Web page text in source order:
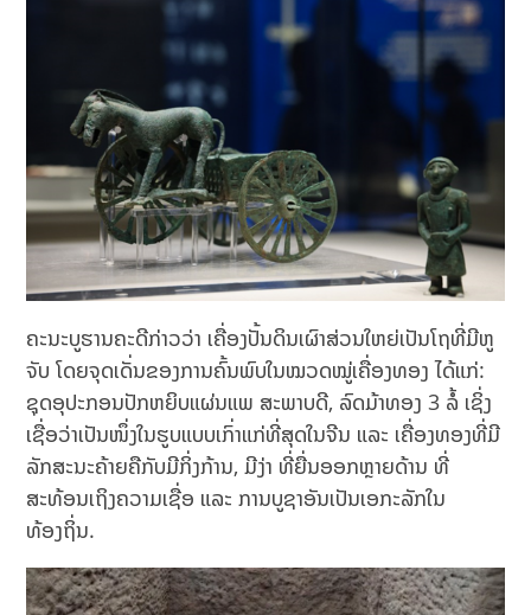
ຄະນະບູຮານຄະດີກ່າວວ່າ ເຄື່ອງປັ້ນດິນເຜົາສ່ວນໃຫຍ່ເປັນໂຖທີ່ມີຫູ
ຈັບ ໂດຍຈຸດເດັ່ນຂອງການຄົ້ນພົບໃນໝວດໝູ່ເຄື່ອງທອງ ໄດ້ແກ່:
ຊຸດອຸປະກອນປັກຫຍິບແຜ່ນແພ ສະພາບດີ, ລົດມ້າທອງ 3 ລໍ້ ເຊິ່ງ
ເຊື່ອວ່າເປັນໜຶ່ງໃນຮູບແບບເກົ່າແກ່ທີ່ສຸດໃນຈີນ ແລະ ເຄື່ອງທອງທີ່ມີ
ລັກສະນະຄ້າຍຄືກັບມີກິ່ງກ້ານ, ມີງ່າ ທີ່ຍື່ນອອກຫຼາຍດ້ານ ທີ່
ສະທ້ອນເຖິງຄວາມເຊື່ອ ແລະ ການບູຊາອັນເປັນເອກະລັກໃນ
ທ້ອງຖິ່ນ.